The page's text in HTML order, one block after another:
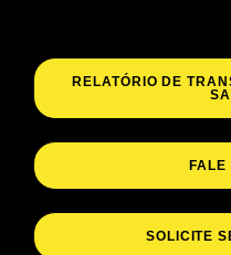
RELATÓRIO DE
FALE
SOLICITE